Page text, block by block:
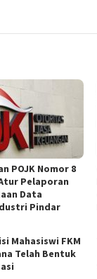
POJK Nomor 8
Pelaporan
Data
Pindar
Mahasiswi FKM
Telah Bentuk